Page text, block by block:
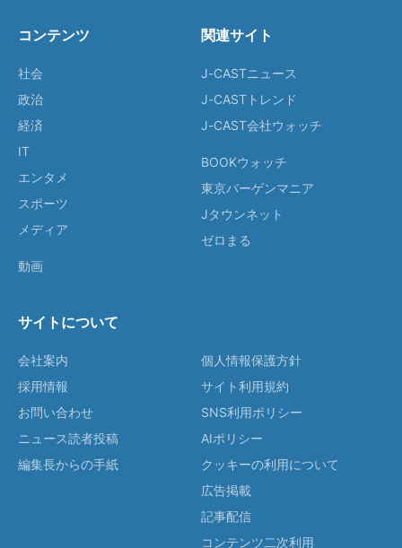
コンテンツ
社会
政治
経済
IT
エンタメ
スポーツ
メディア
動画
関連サイト
J-CASTニュース
J-CASTトレンド
J-CAST会社ウォッチ
BOOKウォッチ
東京バーゲンマニア
Jタウンネット
ゼロまる
サイトについて
会社案内
採用情報
お問い合わせ
ニュース読者投稿
編集長からの手紙
個人情報保護方針
サイト利用規約
SNS利用ポリシー
AIポリシー
クッキーの利用について
広告掲載
記事配信
コンテンツ二次利用